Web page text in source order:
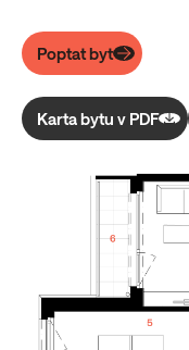
Poptat byt
Karta bytu v PDF